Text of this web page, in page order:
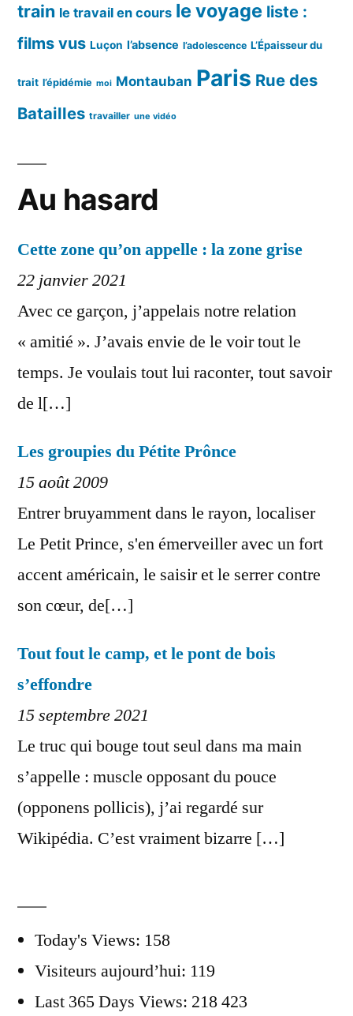
train le travail en cours le voyage liste :
films vus Luçon l’absence l’adolescence L’Épaisseur du
trait l’épidémie moi Montauban Paris Rue des
Batailles travailler une vidéo
Au hasard
Cette zone qu’on appelle : la zone grise
22 janvier 2021
Avec ce garçon, j’appelais notre relation
« amitié ». J’avais envie de le voir tout le
temps. Je voulais tout lui raconter, tout savoir
de l[…]
Les groupies du Pétite Prônce
15 août 2009
Entrer bruyamment dans le rayon, localiser
Le Petit Prince, s'en émerveiller avec un fort
accent américain, le saisir et le serrer contre
son cœur, de[…]
Tout fout le camp, et le pont de bois
s’effondre
15 septembre 2021
Le truc qui bouge tout seul dans ma main
s’appelle : muscle opposant du pouce
(opponens pollicis), j’ai regardé sur
Wikipédia. C’est vraiment bizarre […]
Today's Views: 158
Visiteurs aujourd’hui: 119
Last 365 Days Views: 218 423